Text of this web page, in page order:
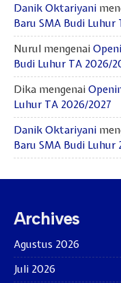
Danik Oktariyani
Baru SMA Budi Luhur
Nurul mengenai
Budi Luhur TA 2026/
Dika mengenai
Luhur TA 2026/2027
Danik Oktariyani
Baru SMA Budi Luhur
Archives
Agustus 2026
Juli 2026